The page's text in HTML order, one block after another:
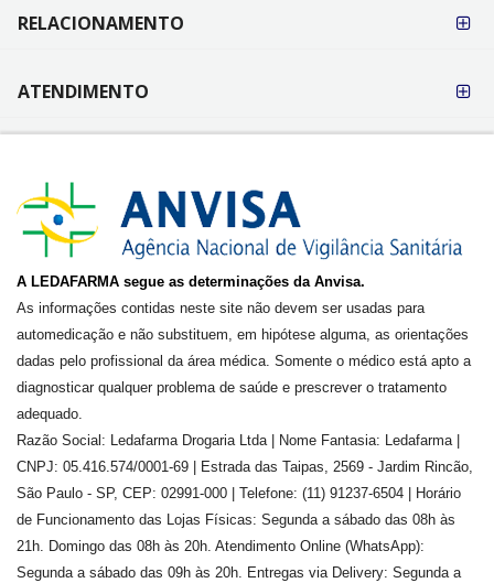
RELACIONAMENTO
ATENDIMENTO
A LEDAFARMA segue as determinações da Anvisa.
As informações contidas neste site não devem ser usadas para
automedicação e não substituem, em hipótese alguma, as orientações
dadas pelo profissional da área médica. Somente o médico está apto a
diagnosticar qualquer problema de saúde e prescrever o tratamento
adequado.
Razão Social: Ledafarma Drogaria Ltda | Nome Fantasia: Ledafarma |
CNPJ: 05.416.574/0001-69 | Estrada das Taipas, 2569 - Jardim Rincão,
São Paulo - SP, CEP: 02991-000 | Telefone: (11) 91237-6504 | Horário
de Funcionamento das Lojas Físicas: Segunda a sábado das 08h às
21h. Domingo das 08h às 20h. Atendimento Online (WhatsApp):
Segunda a sábado das 09h às 20h. Entregas via Delivery: Segunda a